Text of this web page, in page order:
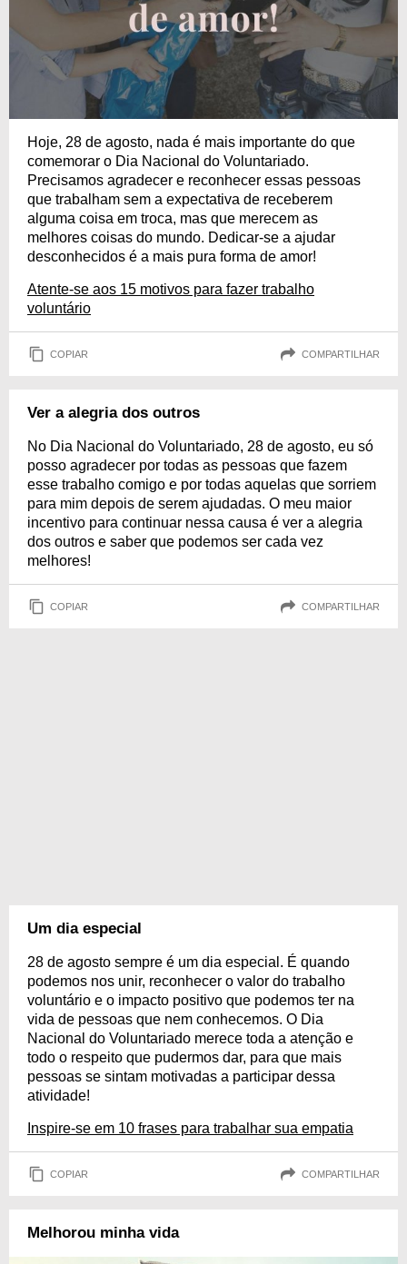
Hoje, 28 de agosto, nada é mais importante do que
comemorar o Dia Nacional do Voluntariado.
Precisamos agradecer e reconhecer essas pessoas
que trabalham sem a expectativa de receberem
alguma coisa em troca, mas que merecem as
melhores coisas do mundo. Dedicar-se a ajudar
desconhecidos é a mais pura forma de amor!
Atente-se aos 15 motivos para fazer trabalho
voluntário
COPIAR COMPARTILHAR
Ver a alegria dos outros
No Dia Nacional do Voluntariado, 28 de agosto, eu só
posso agradecer por todas as pessoas que fazem
esse trabalho comigo e por todas aquelas que sorriem
para mim depois de serem ajudadas. O meu maior
incentivo para continuar nessa causa é ver a alegria
dos outros e saber que podemos ser cada vez
melhores!
COPIAR COMPARTILHAR
Um dia especial
28 de agosto sempre é um dia especial. É quando
podemos nos unir, reconhecer o valor do trabalho
voluntário e o impacto positivo que podemos ter na
vida de pessoas que nem conhecemos. O Dia
Nacional do Voluntariado merece toda a atenção e
todo o respeito que pudermos dar, para que mais
pessoas se sintam motivadas a participar dessa
atividade!
Inspire-se em 10 frases para trabalhar sua empatia
COPIAR COMPARTILHAR
Melhorou minha vida